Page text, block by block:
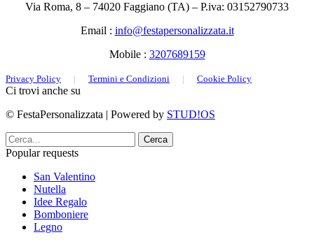
Via Roma, 8 – 74020 Faggiano (TA) – P.iva: 03152790733
Email : info@festapersonalizzata.it
Mobile : 3207689159
Privacy Policy | Termini e Condizioni | Cookie Policy
Ci trovi anche su
© FestaPersonalizzata | Powered by STUD!OS
Cerca
Popular requests
San Valentino
Nutella
Idee Regalo
Bomboniere
Legno